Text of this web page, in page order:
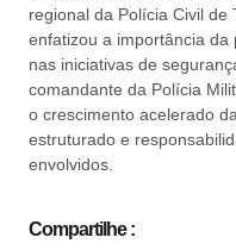
regional da Polícia Civil de
enfatizou a importância
nas iniciativas de
comandante da Polícia
o crescimento acelerado
estruturado e
envolvidos.
Compartilhe :